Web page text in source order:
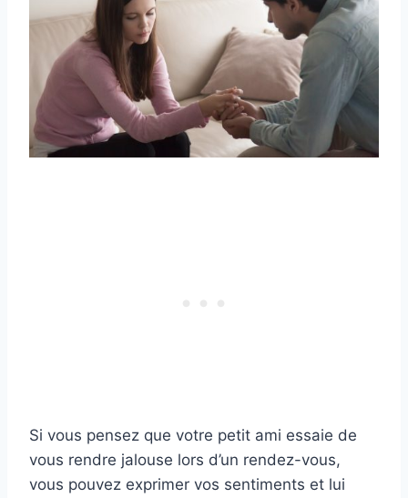
Si vous pensez que votre petit ami essaie de
vous rendre jalouse lors d’un rendez-vous,
vous pouvez exprimer vos sentiments et lui